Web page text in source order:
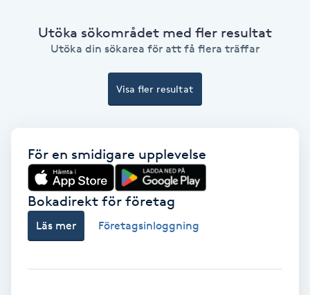
Cryoterapi
Diamantslipning
Enzympeeling
Utöka sökområdet med fler resultat
Utöka din sökarea för att få flera träffar
Visa fler resultat
För en smidigare upplevelse
Bokadirekt för företag
Läs mer Företagsinloggning